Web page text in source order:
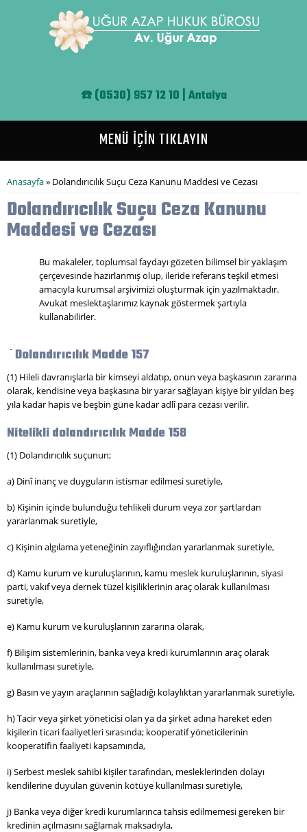
☎️(0530) 957 12 10 | Antalya
MENÜ İÇİN TIKLAYIN
Buradasınız
Anasayfa» Dolandırıcılık Suçu Ceza Kanunu Maddesi ve Cezası
Dolandırıcılık Suçu Ceza Kanunu
Maddesi ve Cezası
Bu makaleler, toplumsal faydayı gözeten bilimsel bir yaklaşım
çerçevesinde hazırlanmış olup, ileride referans teşkil etmesi
amacıyla kurumsal arşivimizi oluşturmak için yazılmaktadır.
Avukat meslektaşlarımız kaynak göstermek şartıyla
kullanabilirler.
Dolandırıcılık Madde 157
(1) Hileli davranışlarla bir kimseyi aldatıp, onun veya başkasının zararına
olarak, kendisine veya başkasına bir yarar sağlayan kişiye bir yıldan beş
yıla kadar hapis ve beşbin güne kadar adlî para cezası verilir.
Nitelikli dolandırıcılık Madde 158
(1) Dolandırıcılık suçunun;
a) Dinî inanç ve duyguların istismar edilmesi suretiyle,
b) Kişinin içinde bulunduğu tehlikeli durum veya zor şartlardan
yararlanmak suretiyle,
c) Kişinin algılama yeteneğinin zayıflığından yararlanmak suretiyle,
d) Kamu kurum ve kuruluşlarının, kamu meslek kuruluşlarının, siyasi
parti, vakıf veya dernek tüzel kişiliklerinin araç olarak kullanılması
suretiyle,
e) Kamu kurum ve kuruluşlarının zararına olarak,
f) Bilişim sistemlerinin, banka veya kredi kurumlarının araç olarak
kullanılması suretiyle,
g) Basın ve yayın araçlarının sağladığı kolaylıktan yararlanmak suretiyle,
h) Tacir veya şirket yöneticisi olan ya da şirket adına hareket eden
kişilerin ticari faaliyetleri sırasında; kooperatif yöneticilerinin
kooperatifin faaliyeti kapsamında,
i) Serbest meslek sahibi kişiler tarafından, mesleklerinden dolayı
kendilerine duyulan güvenin kötüye kullanılması suretiyle,
j) Banka veya diğer kredi kurumlarınca tahsis edilmemesi gereken bir
kredinin açılmasını sağlamak maksadıyla,